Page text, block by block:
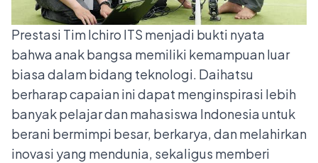
Prestasi Tim Ichiro ITS menjadi bukti nyata
bahwa anak bangsa memiliki kemampuan luar
biasa dalam bidang teknologi. Daihatsu
berharap capaian ini dapat menginspirasi lebih
banyak pelajar dan mahasiswa Indonesia untuk
berani bermimpi besar, berkarya, dan melahirkan
inovasi yang mendunia, sekaligus memberi